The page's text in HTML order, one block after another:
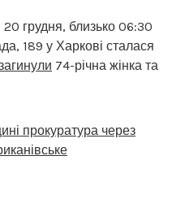
грудня, близько 06:30
189 у Харкові сталася
74-річна жінка та
прокуратура через